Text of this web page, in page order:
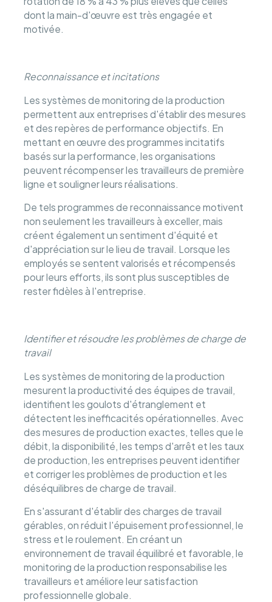
dont la main-d'œuvre est très engagée et
motivée.
Reconnaissance et incitations
Les systèmes de monitoring de la production
permettent aux entreprises d'établir des mesures
et des repères de performance objectifs. En
mettant en œuvre des programmes incitatifs
basés sur la performance, les organisations
peuvent récompenser les travailleurs de première
ligne et souligner leurs réalisations.
De tels programmes de reconnaissance motivent
non seulement les travailleurs à exceller, mais
créent également un sentiment d'équité et
d'appréciation sur le lieu de travail. Lorsque les
employés se sentent valorisés et récompensés
pour leurs efforts, ils sont plus susceptibles de
rester fidèles à l'entreprise.
Identifier et résoudre les problèmes de charge de
travail
Les systèmes de monitoring de la production
mesurent la productivité des équipes de travail,
identifient les goulots d'étranglement et
détectent les inefficacités opérationnelles. Avec
des mesures de production exactes, telles que le
débit, la disponibilité, les temps d'arrêt et les taux
de production, les entreprises peuvent identifier
et corriger les problèmes de production et les
déséquilibres de charge de travail.
En s'assurant d'établir des charges de travail
gérables, on réduit l'épuisement professionnel, le
stress et le roulement. En créant un
environnement de travail équilibré et favorable, le
monitoring de la production responsabilise les
travailleurs et améliore leur satisfaction
professionnelle globale.